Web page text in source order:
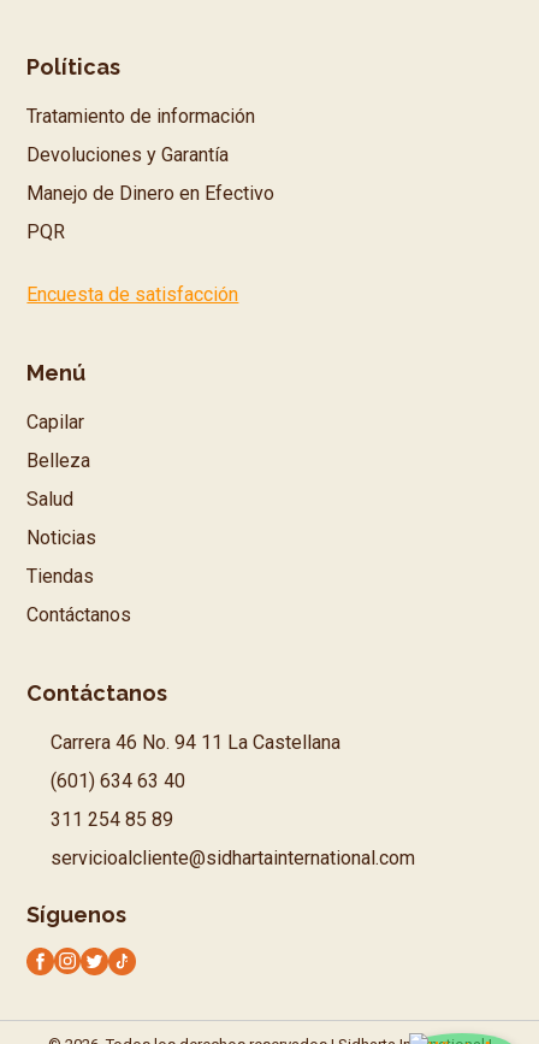
Políticas
Tratamiento de información
Devoluciones y Garantía
Manejo de Dinero en Efectivo
PQR
Encuesta de satisfacción
Menú
Capilar
Belleza
Salud
Noticias
Tiendas
Contáctanos
Contáctanos
Carrera 46 No. 94 11 La Castellana
(601) 634 63 40
311 254 85 89
servicioalcliente@sidhartainternational.com
Síguenos